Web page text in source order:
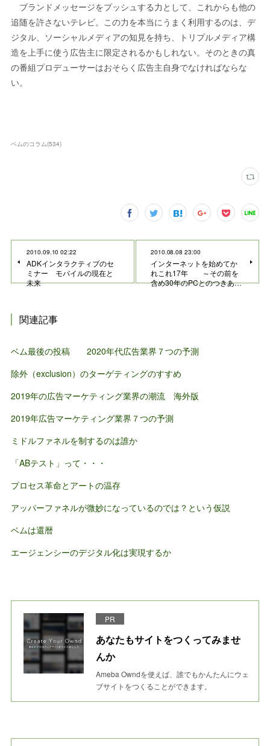
ブランドメッセージをプッシュする力として、これからも他の
追随を許さないテレビ。この力を本当にうまく利用するのは、デ
ジタル、ソーシャルメディアの知見を持ち、トリプルメディア構
造を上手に使う広告主に限定されるかもしれない。そのときの真
の番組プロデューサーはおそらく広告主自身でなければならな
い。
ベムのコラム(534)
2010.09.10 02:22
ADKインタラクティブのセ
ミナー モバイルの現在と
未来
2010.08.08 23:00
インターネットを始めてか
れこれ17年 ～その前を
含め30年のPCとのつきあ…
関連記事
ベム最後の投稿 2020年代広告業界７つの予測
除外（exclusion）のターゲティングのすすめ
2019年の広告マーケティング業界の潮流 海外版
2019年広告マーケティング業界７つの予測
ミドルファネルを制するのは誰か
「ABテスト」って・・・
プロセス革命とアートの温存
アッパーファネルが微妙になっているのでは？という仮説
ベムは還暦
エージェンシーのデジタル化は実現するか
PR
あなたもサイトをつくってみませ
んか
Ameba Owndを使えば、誰でもかんたんにウェ
ブサイトをつくることができます。